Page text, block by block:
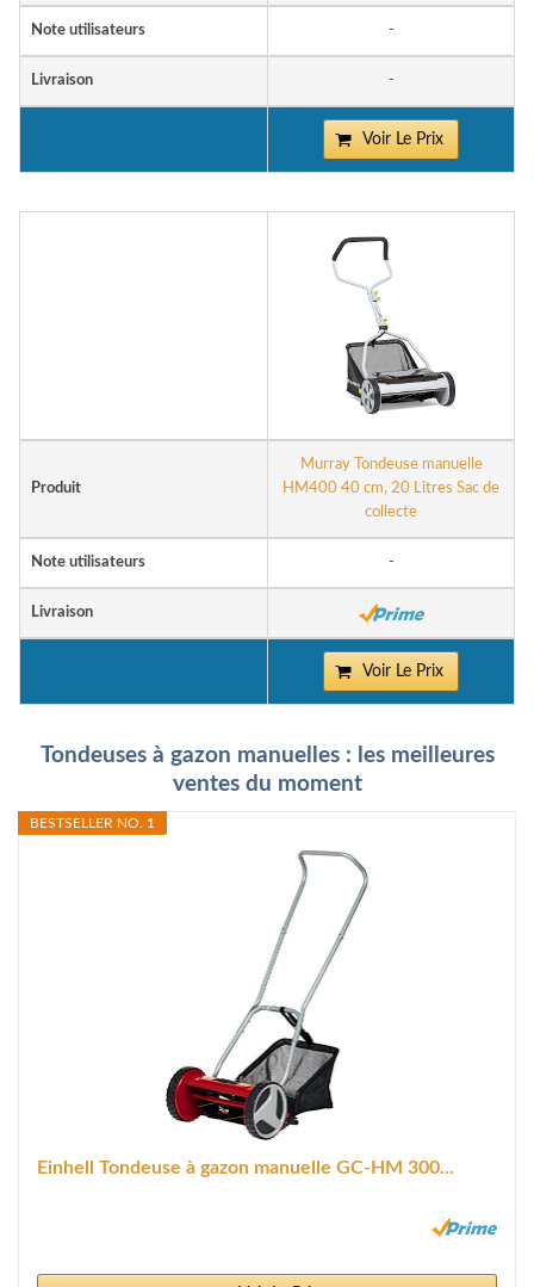
Note utilisateurs -
Livraison -
Voir Le Prix
Produit
Murray Tondeuse manuelle
HM400 40 cm, 20 Litres Sac de
collecte
Note utilisateurs -
Livraison
Voir Le Prix
Tondeuses à gazon manuelles : les meilleures
ventes du moment
BESTSELLER NO. 1
Einhell Tondeuse à gazon manuelle GC-HM 300...